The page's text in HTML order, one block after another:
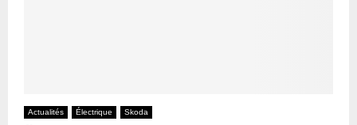
Actualités Électrique Skoda